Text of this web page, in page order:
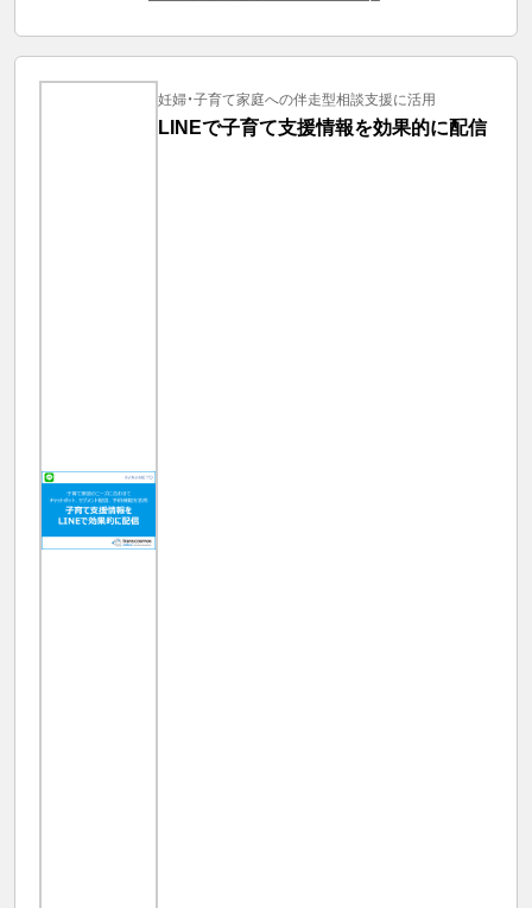
妊婦・子育て家庭への伴走型相談支援に活用
LINEで子育て支援情報を効果的に配信